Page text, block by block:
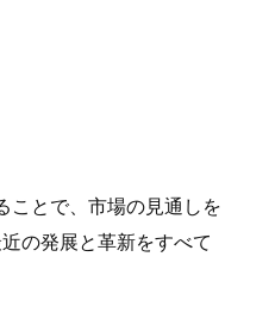
ことで、市場の見通しを
の発展と革新をすべて